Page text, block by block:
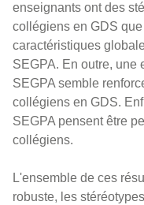
enseignants ont des
collégiens en GDS
caractéristiques
SEGPA. En outre, une
SEGPA semble
collégiens en GDS.
SEGPA pensent être
collégiens.
L'ensemble de ces
robuste, les